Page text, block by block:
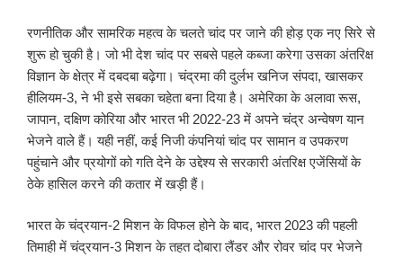
रणनीतिक और सामरिक महत्व के चलते चांद पर जाने की होड़ एक नए सिरे से
शुरू हो चुकी है। जो भी देश चांद पर सबसे पहले कब्जा करेगा उसका अंतरिक्ष
विज्ञान के क्षेत्र में दबदबा बढ़ेगा। चंद्रमा की दुर्लभ खनिज संपदा, खासकर
हीलियम-3, ने भी इसे सबका चहेता बना दिया है। अमेरिका के अलावा रूस,
जापान, दक्षिण कोरिया और भारत भी 2022-23 में अपने चंद्र अन्वेषण यान
भेजने वाले हैं। यही नहीं, कई निजी कंपनियां चांद पर सामान व उपकरण
पहुंचाने और प्रयोगों को गति देने के उद्देश्य से सरकारी अंतरिक्ष एजेंसियों के
ठेके हासिल करने की कतार में खड़ी हैं।
भारत के चंद्रयान-2 मिशन के विफल होने के बाद, भारत 2023 की पहली
तिमाही में चंद्रयान-3 मिशन के तहत दोबारा लैंडर और रोवर चांद पर भेजने